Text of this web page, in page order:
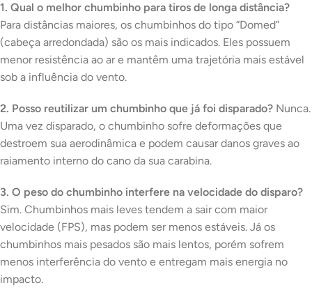
1. Qual o melhor chumbinho para tiros de longa distância?
Para distâncias maiores, os chumbinhos do tipo “Domed”
(cabeça arredondada) são os mais indicados. Eles possuem
menor resistência ao ar e mantêm uma trajetória mais estável
sob a influência do vento.
2. Posso reutilizar um chumbinho que já foi disparado? Nunca.
Uma vez disparado, o chumbinho sofre deformações que
destroem sua aerodinâmica e podem causar danos graves ao
raiamento interno do cano da sua carabina.
3. O peso do chumbinho interfere na velocidade do disparo?
Sim. Chumbinhos mais leves tendem a sair com maior
velocidade (FPS), mas podem ser menos estáveis. Já os
chumbinhos mais pesados são mais lentos, porém sofrem
menos interferência do vento e entregam mais energia no
impacto.